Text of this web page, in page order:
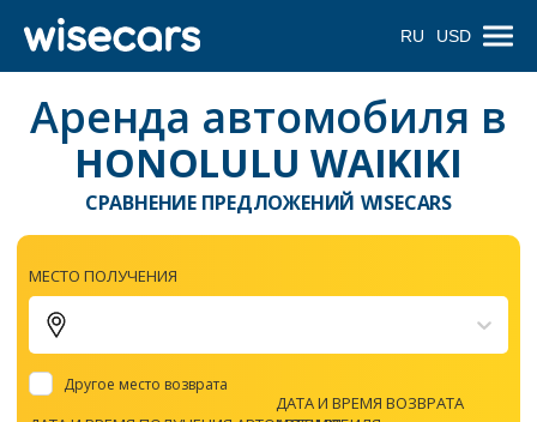
RU USD
Аренда автомобиля в
HONOLULU WAIKIKI
СРАВНЕНИЕ ПРЕДЛОЖЕНИЙ WISECARS
МЕСТО ПОЛУЧЕНИЯ
Другое место возврата
ДАТА И ВРЕМЯ ВОЗВРАТА